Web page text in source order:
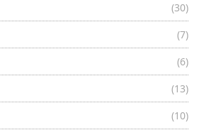
(30)
(7)
(6)
(13)
(10)